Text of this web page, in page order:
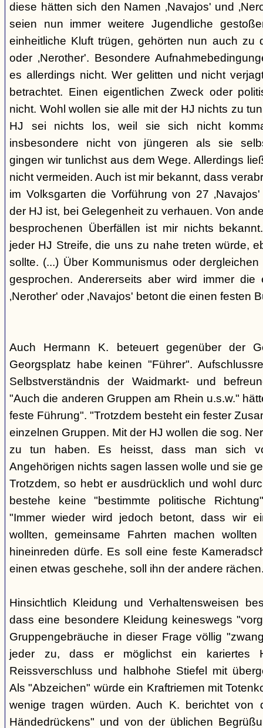
diese hätten sich den Namen ‚Navajos' und
seien nun immer weitere Jugendliche
einheitliche Kluft trügen, gehörten nun auch zu
oder ‚Nerother'. Besondere
es allerdings nicht. Wer gelitten und nicht
betrachtet. Einen eigentlichen Zweck oder
nicht. Wohl wollen sie alle mit der HJ nichts zu
HJ sei nichts los, weil sie sich nicht
insbesondere nicht von jüngeren als sie
gingen wir tunlichst aus dem Wege. Allerdings
nicht vermeiden. Auch ist mir bekannt, dass
im Volksgarten die Vorführung von 27
der HJ ist, bei Gelegenheit zu verhauen. Von
besprochenen Überfällen ist mir nichts
jeder HJ Streife, die uns zu nahe treten würde,
sollte. (...) Über Kommunismus oder
gesprochen. Andererseits aber wird immer die
‚Nerother' oder ‚Navajos' betont die einen festen
Auch Hermann K. beteuert gegenüber der
Georgsplatz habe keinen "Führer".
Selbstverständnis der Waidmarkt- und
"Auch die anderen Gruppen am Rhein u.s.w."
feste Führung". "Trotzdem besteht ein fester
einzelnen Gruppen. Mit der HJ wollen die sog.
zu tun haben. Es heisst, dass man sich
Angehörigen nichts sagen lassen wolle und sie
Trotzdem, so hebt er ausdrücklich und wohl
bestehe keine "bestimmte politische
"Immer wieder wird jedoch betont, dass wir
wollten, gemeinsame Fahrten machen
hineinreden dürfe. Es soll eine feste
einen etwas geschehe, soll ihn der andere
Hinsichtlich Kleidung und Verhaltensweisen
dass eine besondere Kleidung keineswegs
Gruppengebräuche in dieser Frage völlig
jeder zu, dass er möglichst ein kariertes
Reissverschluss und halbhohe Stiefel mit
Als "Abzeichen" würde ein Kraftriemen mit
wenige tragen würden. Auch K. berichtet von
Händedrückens" und von der üblichen